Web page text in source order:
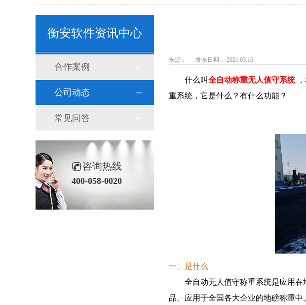
来源： 发布日期： 2021.03.16
什么叫全自动称重无人值守系统
重系统，它是什么？有什么功能？
一、是什么
全自动无人值守称重系统是应用在
品。应用于全国各大企业的地磅称重
衡安软件资讯中心
合作案例
公司动态
常见问答
咨询热线
400-058-0020